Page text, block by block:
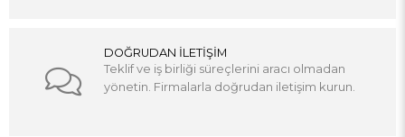
DOĞRUDAN İLETİŞİM
Teklif ve iş birliği süreçlerini aracı olmadan
yönetin. Firmalarla doğrudan iletişim kurun.